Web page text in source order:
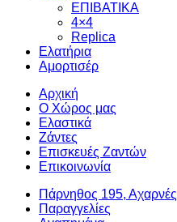
ΕΠΙΒΑΤΙΚΑ
4×4
Replica
Ελατήρια
Αμορτισέρ
Αρχική
Ο Χώρος μας
Ελαστικά
Ζάντες
Επισκευές Ζαντών
Επικοινωνία
Πάρνηθος 195, Αχαρνές
Παραγγελίες